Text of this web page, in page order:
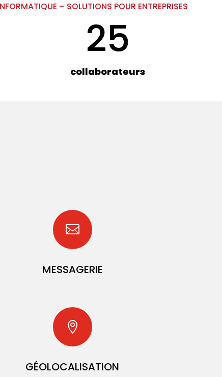
– SOLUTIONS POUR ENTREPRISES
25
collaborateurs

MESSAGERIE

GÉOLOCALISATION